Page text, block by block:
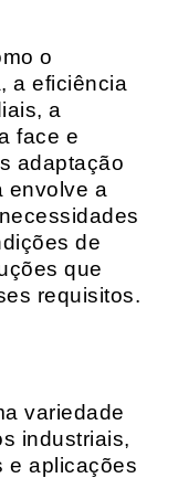
o
a eficiência
a
face e
adaptação
envolve a
de
que
requisitos.
variedade
industriais,
e aplicações